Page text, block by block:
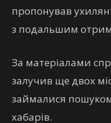
пропонував
з подальшим
За матеріалами
залучив ще двох
займалися
хабарів.